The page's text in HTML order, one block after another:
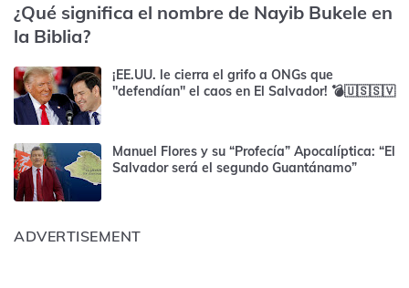
¿Qué significa el nombre de Nayib Bukele en
la Biblia?
¡EE.UU. le cierra el grifo a ONGs que
"defendían" el caos en El Salvador! 💣🇺🇸🇸🇻
Manuel Flores y su “Profecía” Apocalíptica: “El
Salvador será el segundo Guantánamo”
ADVERTISEMENT